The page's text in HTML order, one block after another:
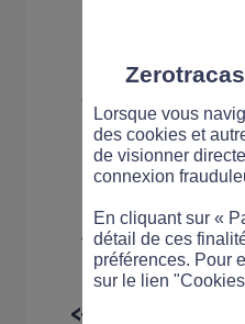
La
«
Lorsque vous
des cookies et
de visionner
connexion
En cliquant sur «
détail de ces
préférences. Pour
sur le lien